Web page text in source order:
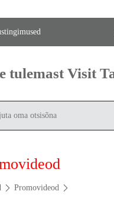
tulemast Visit
Promovideod